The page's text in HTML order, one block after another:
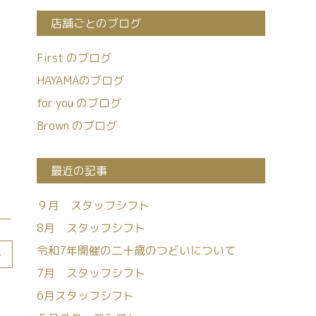
店舗ごとのブログ
First のブログ
HAYAMAのブログ
for you のブログ
Brown のブログ
最近の記事
９月 スタッフシフト
8月 スタッフシフト
令和7年開催の二十歳のつどいについて
7月 スタッフシフト
6月スタッフシフト